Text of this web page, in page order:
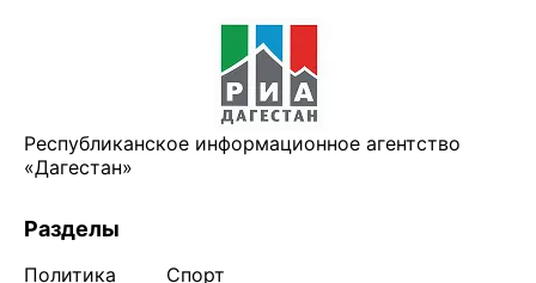
Республиканское информационное агентство
«Дагестан»
Разделы
Политика
Спорт